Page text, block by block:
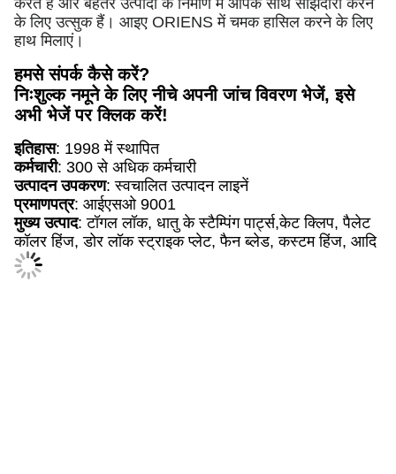
करते हैं और बेहतर उत्पादों के निर्माण में आपके साथ साझेदारी करने
के लिए उत्सुक हैं। आइए ORIENS में चमक हासिल करने के लिए
हाथ मिलाएं।
हमसे संपर्क कैसे करें?
निःशुल्क नमूने के लिए नीचे अपनी जांच विवरण भेजें, इसे
अभी भेजें पर क्लिक करें!
इतिहास: 1998 में स्थापित
कर्मचारी: 300 से अधिक कर्मचारी
उत्पादन उपकरण: स्वचालित उत्पादन लाइनें
प्रमाणपत्र: आईएसओ 9001
मुख्य उत्पाद: टॉगल लॉक, धातु के स्टैम्पिंग पार्ट्स,केट क्लिप, पैलेट
कॉलर हिंज, डोर लॉक स्ट्राइक प्लेट, फैन ब्लेड, कस्टम हिंज, आदि